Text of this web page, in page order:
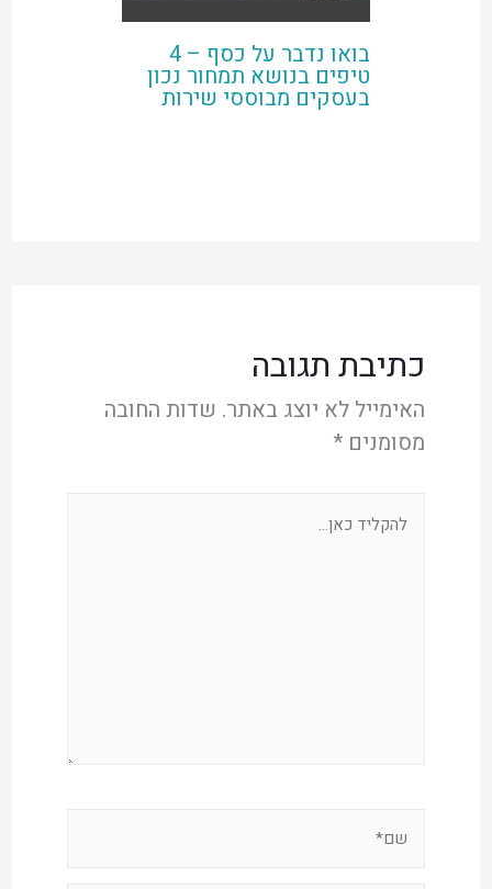
בואו נדבר על כסף – 4
טיפים בנושא תמחור נכון
בעסקים מבוססי שירות
כתיבת תגובה
האימייל לא יוצג באתר. שדות החובה
מסומנים *